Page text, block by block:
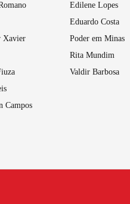
Xavier
Campos
Edilene Lopes
Eduardo Costa
Poder em Minas
Rita Mundim
Valdir Barbosa